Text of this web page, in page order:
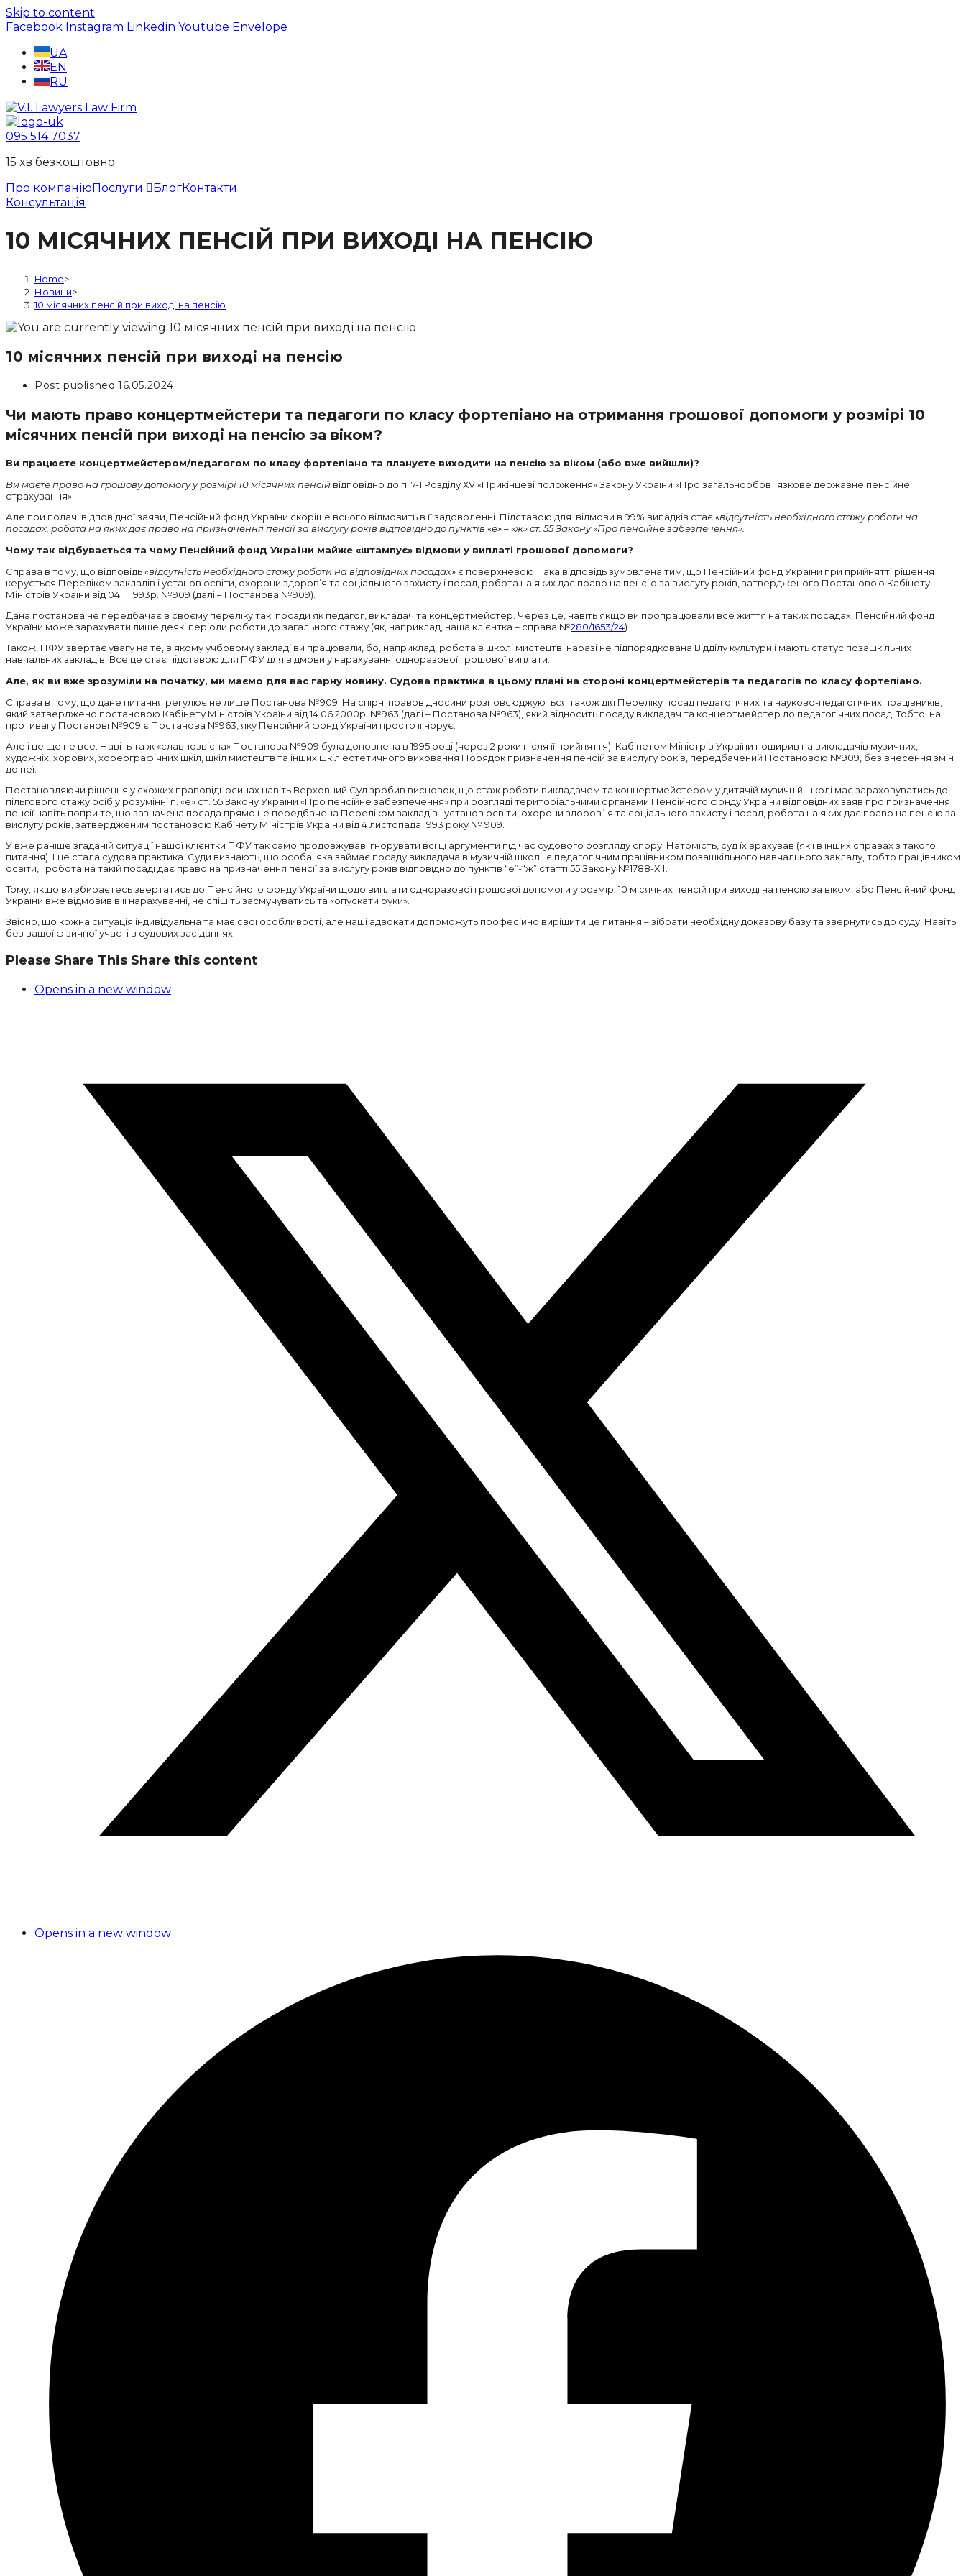
Skip to content
Facebook Instagram Linkedin Youtube Envelope
UA
EN
RU
095 514 7037
15 хв безкоштовно
Про компаніюПослуги БлогКонтакти
Консультація
10 МІСЯЧНИХ ПЕНСІЙ ПРИ ВИХОДІ НА ПЕНСІЮ
Home>
Новини>
10 місячних пенсій при виході на пенсію
10 місячних пенсій при виході на пенсію
Post published:16.05.2024
Чи мають право концертмейстери та педагоги по класу фортепіано на отримання грошової допомоги у розмірі 10
місячних пенсій при виході на пенсію за віком?
Ви працюєте концертмейстером/педагогом по класу фортепіано та плануєте виходити на пенсію за віком (або вже вийшли)?
Ви маєте право на грошову допомогу у розмірі 10 місячних пенсій відповідно до п. 7-1 Розділу ХV «Прикінцеві положення» Закону України «Про загальнообов`язкове державне пенсійне
страхування».
Але при подачі відповідної заяви, Пенсійний фонд України скоріше всього відмовить в її задоволенні. Підставою для відмови в 99% випадків стає«відсутність необхідного стажу роботи на
посадах, робота на яких дає право на призначення пенсії за вислугу років відповідно до пунктів «е» – «ж» ст. 55 Закону «Про пенсійне забезпечення».
Чому так відбувається та чому Пенсійний фонд України майже «штампує» відмови у виплаті грошової допомоги?
Справа в тому, що відповідь«відсутність необхідного стажу роботи на відповідних посадах» є поверхневою. Така відповідь зумовлена тим, що Пенсійний фонд України при прийнятті рішення
керується Переліком закладів і установ освіти, охорони здоров’я та соціального захисту і посад, робота на яких дає право на пенсію за вислугу років, затвердженого Постановою Кабінету
Міністрів України від 04.11.1993р. №909 (далі – Постанова №909).
Дана постанова не передбачає в своєму переліку такі посади як педагог, викладач та концертмейстер. Через це, навіть якщо ви пропрацювали все життя на таких посадах, Пенсійний фонд
України може зарахувати лише деякі періоди роботи до загального стажу (як, наприклад, наша клієнтка – справа №280/1653/24).
Також, ПФУ звертає увагу на те, в якому учбовому закладі ви працювали, бо, наприклад, робота в школі мистецтв наразі не підпорядкована Відділу культури і мають статус позашкільних
навчальних закладів. Все це стає підставою для ПФУ для відмови у нарахуванні одноразової грошової виплати.
Але, як ви вже зрозуміли на початку, ми маємо для вас гарну новину. Судова практика в цьому плані на стороні концертмейстерів та педагогів по класу фортепіано.
Справа в тому, що дане питання регулює не лише Постанова №909. На спірні правовідносини розповсюджуються також дія Переліку посад педагогічних та науково-педагогічних працівників,
який затверджено постановою Кабінету Міністрів України від 14.06.2000р. №963 (далі – Постанова №963), який відносить посаду викладач та концертмейстер до педагогічних посад. Тобто, на
противагу Постанові №909 є Постанова №963, яку Пенсійний фонд України просто ігнорує.
Але і це ще не все. Навіть та ж «славнозвісна» Постанова №909 була доповнена в 1995 році (через 2 роки після її прийняття). Кабінетом Міністрів України поширив на викладачів музичних,
художніх, хорових, хореографічних шкіл, шкіл мистецтв та інших шкіл естетичного виховання Порядок призначення пенсій за вислугу років, передбачений Постановою №909, без внесення змін
до неї.
Постановляючи рішення у схожих правовідносинах навіть Верховний Суд зробив висновок, що стаж роботи викладачем та концертмейстером у дитячій музичній школі має зараховуватись до
пільгового стажу осіб у розумінні п. «е» ст. 55 Закону України «Про пенсійне забезпечення» при розгляді територіальними органами Пенсійного фонду України відповідних заяв про призначення
пенсії навіть попри те, що зазначена посада прямо не передбачена Переліком закладів і установ освіти, охорони здоров`я та соціального захисту і посад, робота на яких дає право на пенсію за
вислугу років, затвердженим постановою Кабінету Міністрів України від 4 листопада 1993 року № 909.
У вже раніше згаданій ситуації нашої клієнтки ПФУ так само продовжував ігнорувати всі ці аргументи під час судового розгляду спору. Натомість, суд їх врахував (як і в інших справах з такого
питання). І це стала судова практика. Суди визнають, що особа, яка займає посаду викладача в музичній школі, є педагогічним працівником позашкільного навчального закладу, тобто працівником
освіти, і робота на такій посаді дає право на призначення пенсії за вислугу років відповідно до пунктів “е”-“ж” статті 55 Закону №1788-ХІІ.
Тому, якщо ви збираєтесь звертатись до Пенсійного фонду України щодо виплати одноразової грошової допомоги у розмірі 10 місячних пенсій при виході на пенсію за віком, або Пенсійний фонд
України вже відмовив в її нарахуванні, не спішіть засмучуватись та «опускати руки».
Звісно, що кожна ситуація індивідуальна та має свої особливості, але наші адвокати допоможуть професійно вирішити це питання – зібрати необхідну доказову базу та звернутись до суду. Навіть
без вашої фізичної участі в судових засіданнях.
Please Share This Share this content
Opens in a new window
Opens in a new window